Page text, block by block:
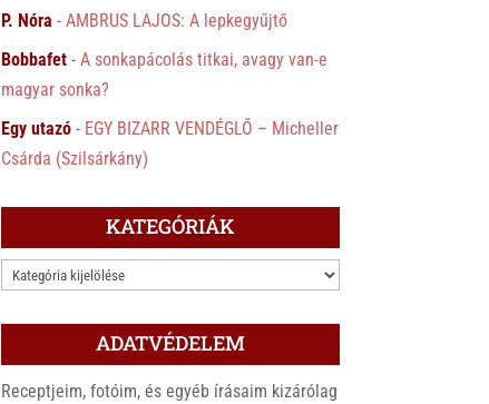
P. Nóra -AMBRUS LAJOS: A lepkegyűjtő
Bobbafet -A sonkapácolás titkai, avagy van-e
magyar sonka?
Egy utazó - EGY BIZARR VENDÉGLŐ – Micheller
Csárda (Szilsárkány)
KATEGÓRIÁK
KATEGÓRIÁK
ADATVÉDELEM
Receptjeim, fotóim, és egyéb írásaim kizárólag